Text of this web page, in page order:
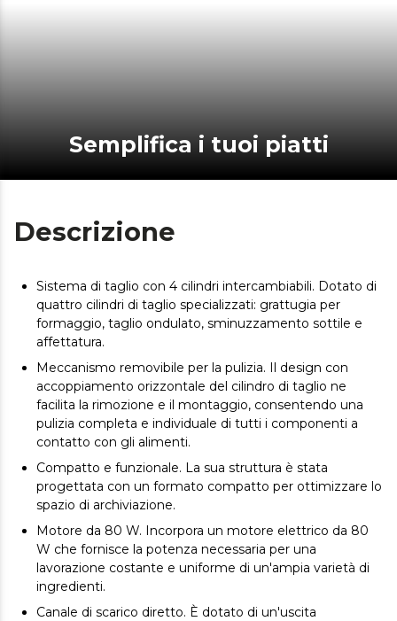
Semplifica i tuoi piatti
Descrizione
Sistema di taglio con 4 cilindri intercambiabili. Dotato di
quattro cilindri di taglio specializzati: grattugia per
formaggio, taglio ondulato, sminuzzamento sottile e
affettatura.
Meccanismo removibile per la pulizia. Il design con
accoppiamento orizzontale del cilindro di taglio ne
facilita la rimozione e il montaggio, consentendo una
pulizia completa e individuale di tutti i componenti a
contatto con gli alimenti.
Compatto e funzionale. La sua struttura è stata
progettata con un formato compatto per ottimizzare lo
spazio di archiviazione.
Motore da 80 W. Incorpora un motore elettrico da 80
W che fornisce la potenza necessaria per una
lavorazione costante e uniforme di un'ampia varietà di
ingredienti.
Canale di scarico diretto. È dotato di un'uscita